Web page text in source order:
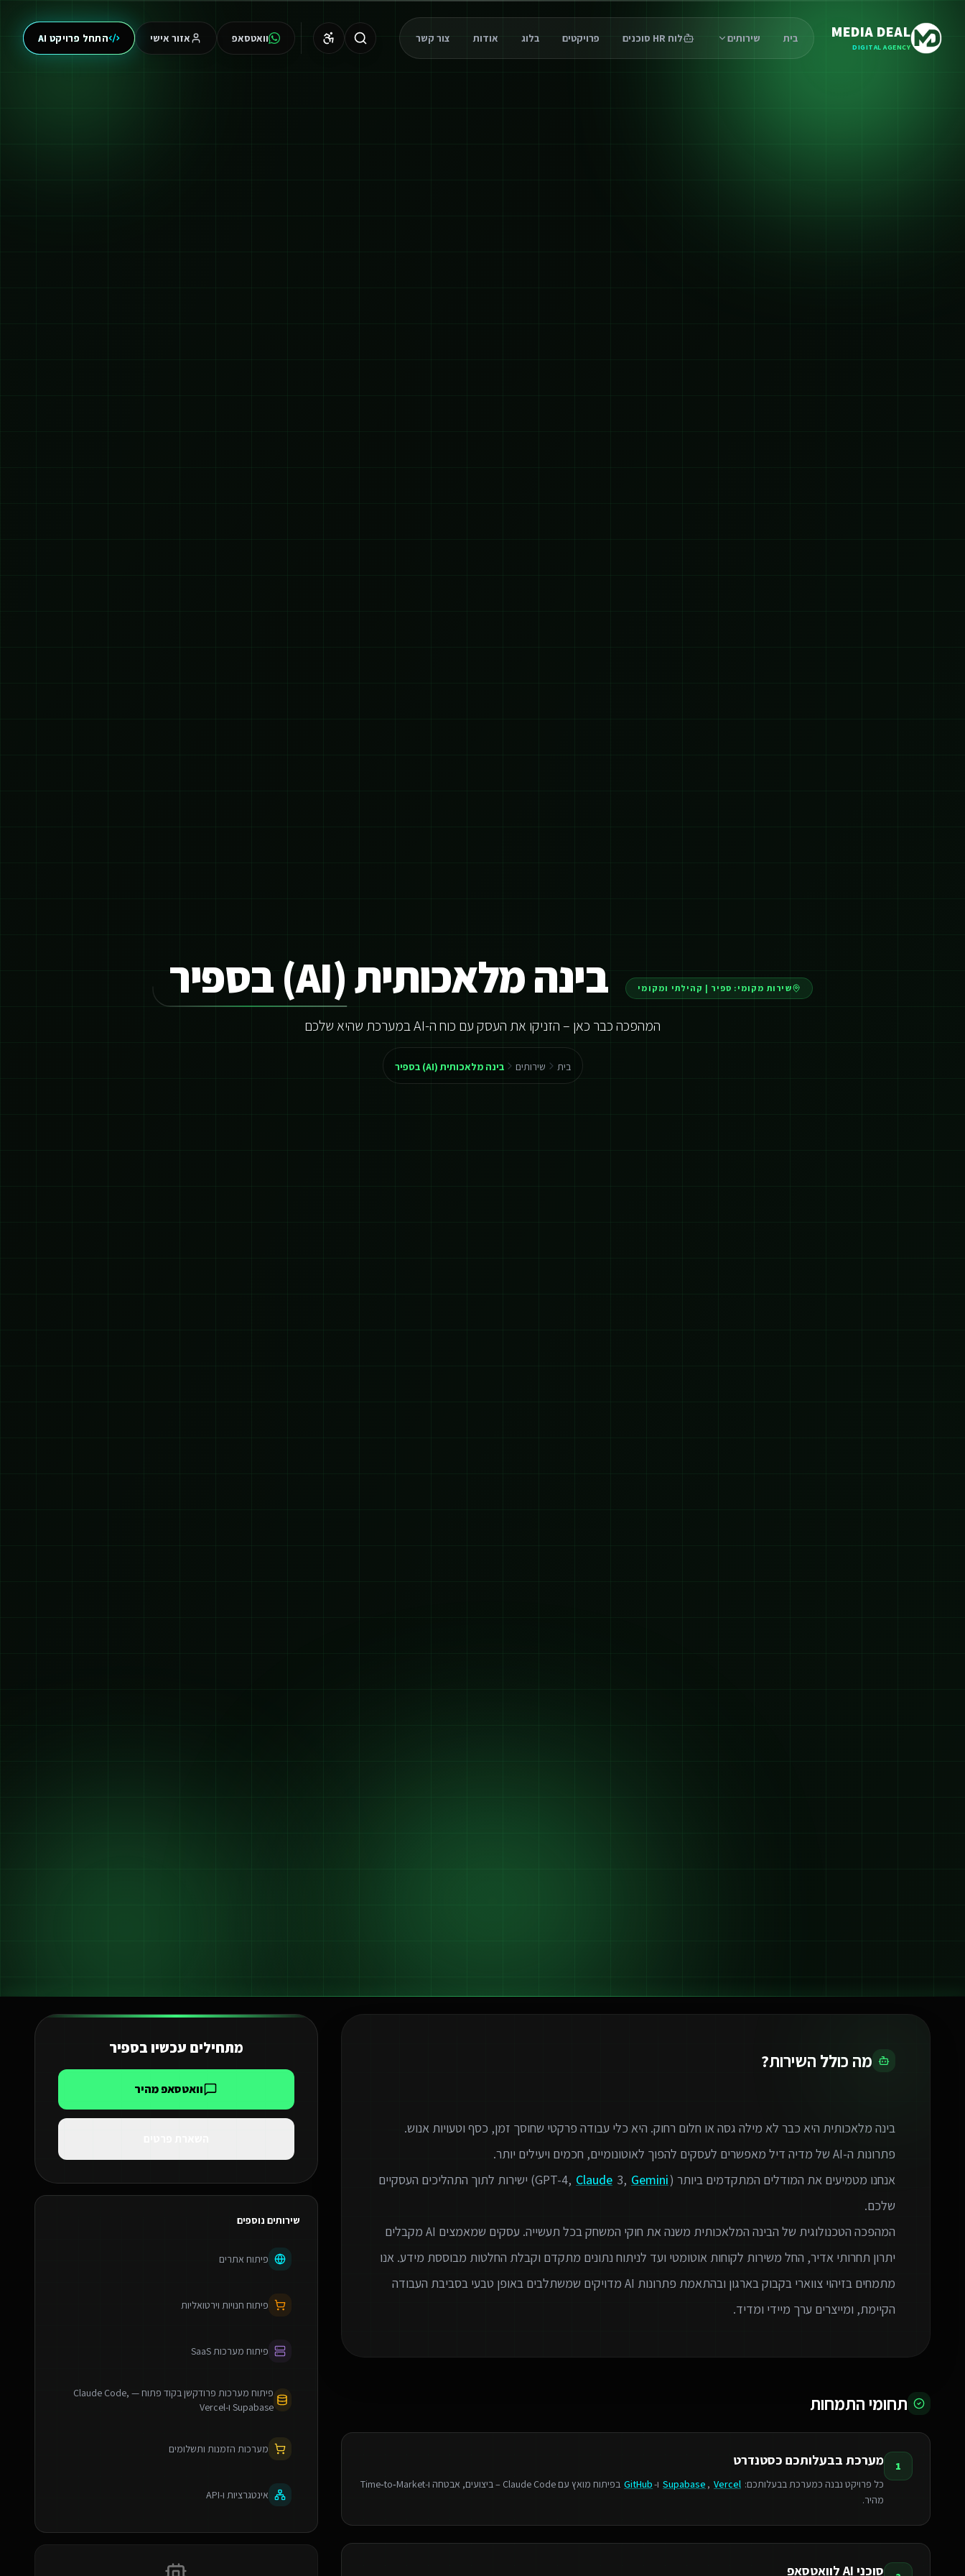
MEDIA DEAL
DIGITAL AGENCY
בית שירותים לוח HR סוכנים פרויקטים בלוג אודות צור קשר וואטסאפ אזור אישי התחל פרויקט AI
שירות מקומי: ספיר | קהילתי ומקומי בינה מלאכותית (AI) בספיר
המהפכה כבר כאן – הזניקו את העסק עם כוח ה-AI במערכת שהיא שלכם
בית שירותים בינה מלאכותית (AI) בספיר
מה כולל השירות?
אנחנו מטמיעים את המודלים המתקדמים ביותר (GPT-4,
Claude 3, Gemini
) ישירות לתוך התהליכים העסקיים
המהפכה הטכנולוגית של הבינה המלאכותית משנה את חוקי המשחק בכל תעשייה. עסקים שמאמצים AI מקבלים
יתרון תחרותי אדיר, החל משירות לקוחות אוטומטי ועד לניתוח נתונים מתקדם וקבלת החלטות מבוססת מידע. אנו
מתמחים בזיהוי צווארי בקבוק בארגון ובהתאמת פתרונות AI מדויקים שמשתלבים באופן טבעי בסביבת העבודה
הקיימת, ומייצרים ערך מיידי ומדיד.
תחומי התמחות
1 מערכת בבעלותכם כסטנדרט
כל פרויקט נבנה כמערכת בבעלותכם: Supabase , Vercel ו-GitHub
בפיתוח מואץ עם Claude Code – ביצועים, אבטחה ו‑Time‑to‑Market
מהיר.
סוכני AI לוואטסאפ
מתחילים עכשיו בספיר
וואטסאפ מהיר
שירותים נוספים
פיתוח אתרים
פיתוח חנויות וירטואליות
פיתוח מערכות SaaS
פיתוח מערכות פרודקשן בקוד פתוח — Claude Code,
Supabase ו-Vercel
מערכות הזמנות ותשלומים
אינטגרציות ו-API